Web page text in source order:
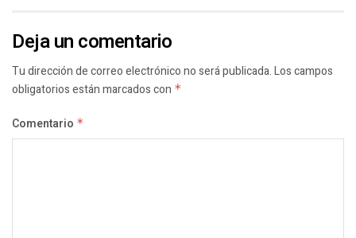
Deja un comentario
Tu dirección de correo electrónico no será publicada.Los campos
obligatorios están marcados con *
Comentario *